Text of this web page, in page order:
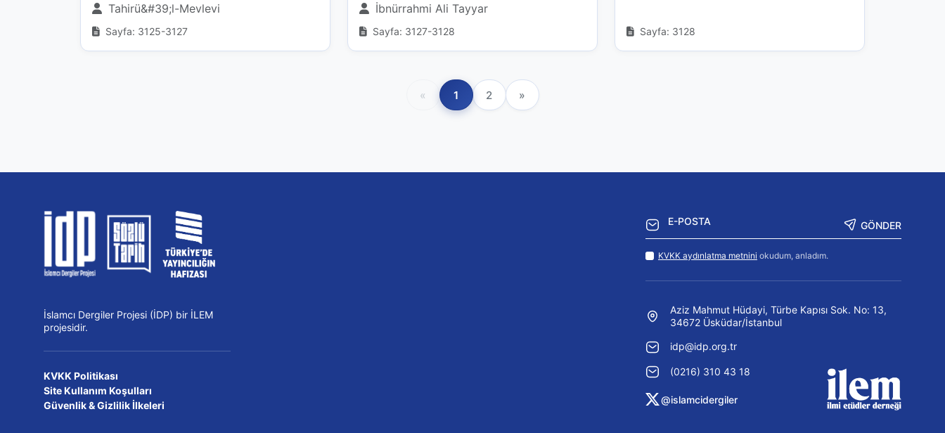
Tahirü&#39;l-Mevlevi
Sayfa: 3125-3127
İbnürrahmi Ali Tayyar
Sayfa: 3127-3128 Sayfa: 3128
« 1 2 »
İslamcı Dergiler Projesi (İDP) bir İLEM
projesidir.
KVKK Politikası
Site Kullanım Koşulları
Güvenlik & Gizlilik İlkeleri
GÖNDER
KVKK aydınlatma metnini okudum, anladım.
Aziz Mahmut Hüdayi, Türbe Kapısı Sok. No: 13,
34672 Üsküdar/İstanbul
idp@idp.org.tr
(0216) 310 43 18
@islamcidergiler